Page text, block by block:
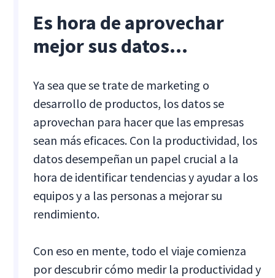
Es hora de aprovechar
mejor sus datos...
Ya sea que se trate de marketing o
desarrollo de productos, los datos se
aprovechan para hacer que las empresas
sean más eficaces. Con la productividad, los
datos desempeñan un papel crucial a la
hora de identificar tendencias y ayudar a los
equipos y a las personas a mejorar su
rendimiento.
Con eso en mente, todo el viaje comienza
por descubrir cómo medir la productividad y